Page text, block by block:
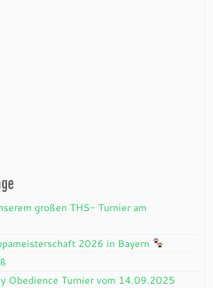
großen THS- Turnier am
2026 in Bayern
Obedience Turnier vom 14.09.2025